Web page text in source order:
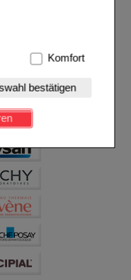
es sich um
Warenkorb,
verzichtet
zu gestalten,
des
es uns
Inhalte
sich
Komfort
bestätigen